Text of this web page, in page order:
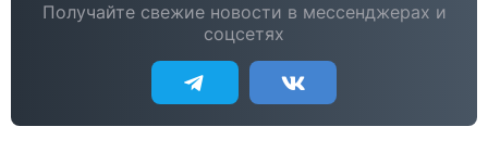
Получайте свежие новости в мессенджерах и
соцсетях